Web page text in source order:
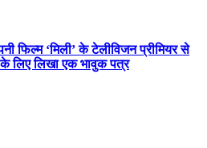
फिल्म ‘मिली’ के टेलीविजन प्रीमियर से
लिए लिखा एक भावुक पत्र